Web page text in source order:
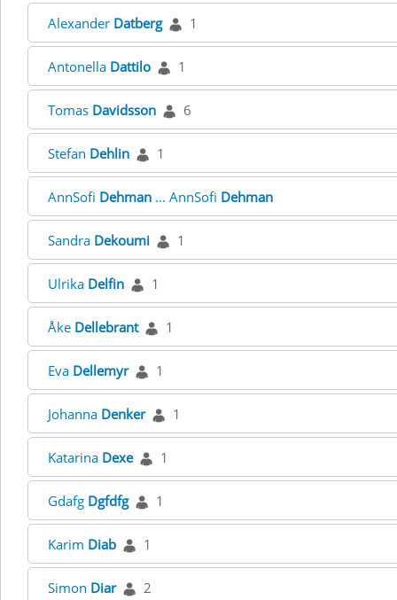
Alexander Datberg 1
Antonella Dattilo 1
Tomas Davidsson 6
Stefan Dehlin 1
AnnSofi Dehman ... AnnSofi Dehman
Sandra Dekoumi 1
Ulrika Delfin 1
Åke Dellebrant 1
Eva Dellemyr 1
Johanna Denker 1
Katarina Dexe 1
Gdafg Dgfdfg 1
Karim Diab 1
Simon Diar 2